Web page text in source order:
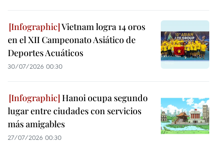
Vietnam logra 14 oros
en el XII Campeonato Asiático de
Deportes Acuáticos
30/07/2026 00:30
Hanoi ocupa segundo
lugar entre ciudades con servicios
más amigables
27/07/2026 00:30